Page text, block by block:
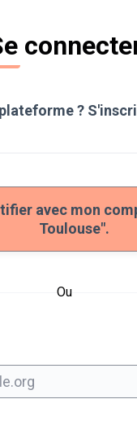
?
avec mon
Toulouse".
Ou
obligatoire
obligatoire